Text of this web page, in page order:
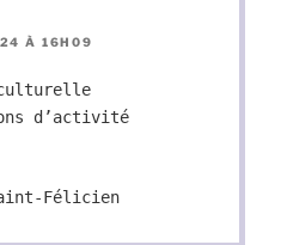
À 16H09
d’activité
Félicien